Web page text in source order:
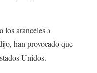
los aranceles a
han provocado que
Unidos.